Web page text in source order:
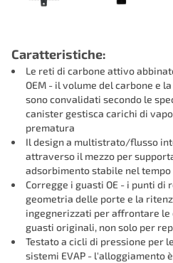
Caratteristiche:
Le reti di carbone attivo
OEM - il volume del carbone e
sono convalidati secondo le
canister gestisca carichi di
prematura
Il design a multistrato/flusso
attraverso il mezzo per
adsorbimento stabile nel tempo
Corregge i guasti OE - i punti
geometria delle porte e la
ingegnerizzati per affrontare le
guasti originali, non solo per
Testato a cicli di pressione per
sistemi EVAP - l'alloggiamento